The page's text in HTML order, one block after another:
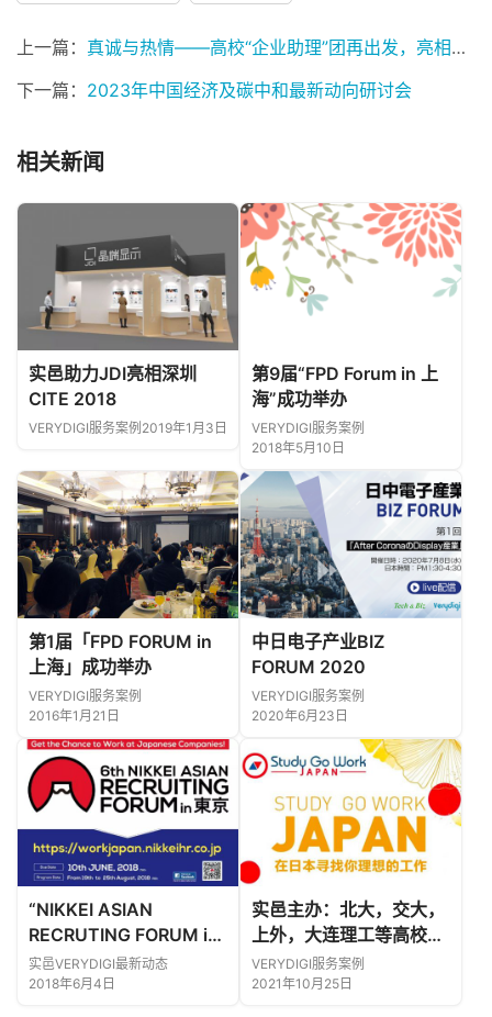
上一篇： 真诚与热情——高校“企业助理”团再出发，亮相进博会日本馆！
下一篇： 2023年中国经济及碳中和最新动向研讨会
相关新闻
实邑助力JDI亮相深圳
CITE 2018
VERYDIGI服务案例 2019年1月3日
第9届“FPD Forum in 上
海”成功举办
VERYDIGI服务案例
2018年5月10日
第1届「FPD FORUM in
上海」成功举办
VERYDIGI服务案例
2016年1月21日
中日电子产业BIZ
FORUM 2020
VERYDIGI服务案例
2020年6月23日
“NIKKEI ASIAN
RECRUTING FORUM in
东京”中国高校宣讲会成
功举办。
实邑VERYDIGI最新动态
2018年6月4日
实邑主办：北大，交大，
上外，大连理工等高校赴
日工作线下宣讲会开启！
VERYDIGI服务案例
2021年10月25日